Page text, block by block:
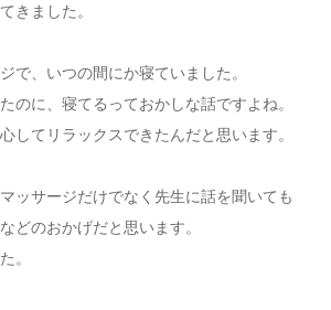
きました。
で、いつの間にか寝ていました。
のに、寝てるっておかしな話ですよね。
してリラックスできたんだと思います。
ッサージだけでなく先生に話を聞いても
どのおかげだと思います。
。